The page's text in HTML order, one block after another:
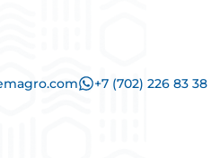
+7 (702) 226 83 38